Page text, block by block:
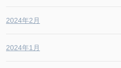
2024年2月
2024年1月